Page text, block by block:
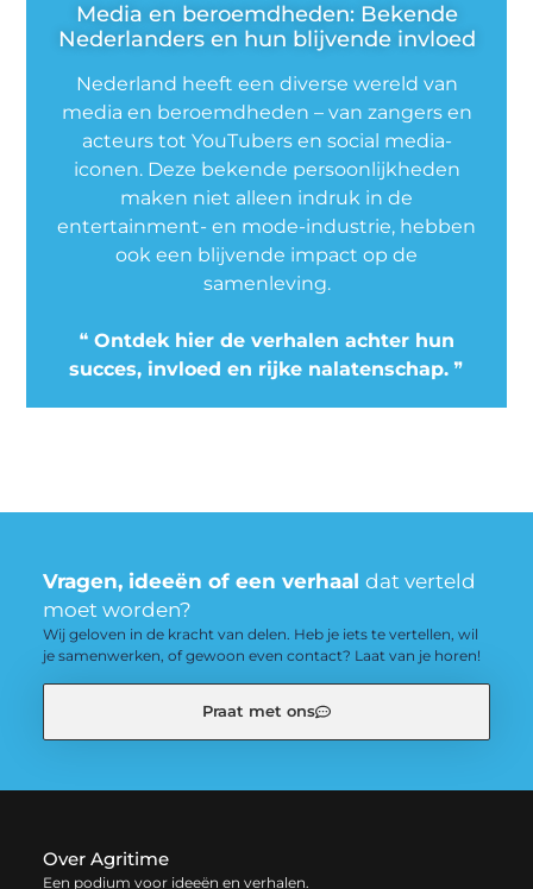
Media en beroemdheden: Bekende
Nederlanders en hun blijvende invloed
Nederland heeft een diverse wereld van
media en beroemdheden – van zangers en
acteurs tot YouTubers en social media-
iconen. Deze bekende persoonlijkheden
maken niet alleen indruk in de
entertainment- en mode-industrie, hebben
ook een blijvende impact op de
samenleving.
❝ Ontdek hier de verhalen achter hun
succes, invloed en rijke nalatenschap. ❞
Vragen, ideeën of een verhaal dat verteld
moet worden?
Wij geloven in de kracht van delen. Heb je iets te vertellen, wil
je samenwerken, of gewoon even contact? Laat van je horen!
Praat met ons
Over Agritime
Een podium voor ideeën en verhalen.